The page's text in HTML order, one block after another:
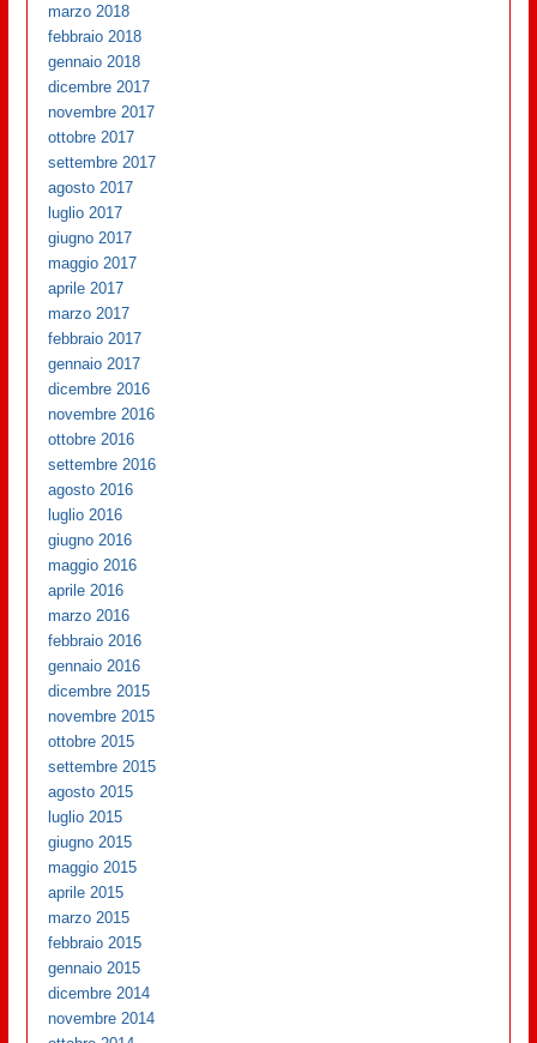
marzo 2018
febbraio 2018
gennaio 2018
dicembre 2017
novembre 2017
ottobre 2017
settembre 2017
agosto 2017
luglio 2017
giugno 2017
maggio 2017
aprile 2017
marzo 2017
febbraio 2017
gennaio 2017
dicembre 2016
novembre 2016
ottobre 2016
settembre 2016
agosto 2016
luglio 2016
giugno 2016
maggio 2016
aprile 2016
marzo 2016
febbraio 2016
gennaio 2016
dicembre 2015
novembre 2015
ottobre 2015
settembre 2015
agosto 2015
luglio 2015
giugno 2015
maggio 2015
aprile 2015
marzo 2015
febbraio 2015
gennaio 2015
dicembre 2014
novembre 2014